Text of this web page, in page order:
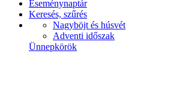
Eseménynaptár
Keresés, szűrés
Nagyböjt és húsvét
Adventi időszak
Ünnepkörök